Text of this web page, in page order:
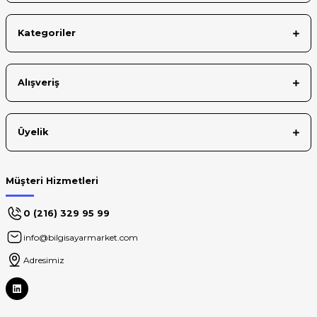
Kategoriler
Alışveriş
Üyelik
Müşteri Hizmetleri
0 (216) 329 95 99
info@bilgisayarmarket.com
Adresimiz